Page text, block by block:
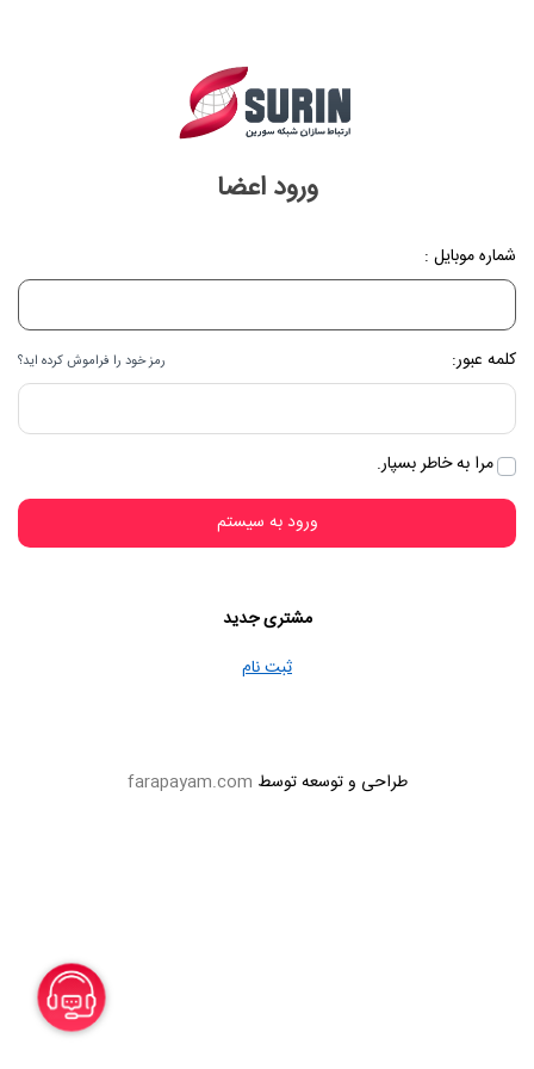
ورود اعضا
شماره موبایل :
کلمه عبور: رمز خود را فراموش کرده اید؟
مرا به خاطر بسپار.
ورود به سیستم
مشتری جدید
ثبت نام
طراحی و توسعه توسط farapayam.com